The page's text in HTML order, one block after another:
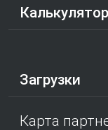
Загрузки
Карта